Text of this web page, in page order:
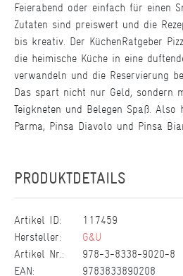
Feierabend oder einfach für einen
Zutaten sind preiswert und die
bis kreativ. Der KüchenRatgeber
die heimische Küche in eine
verwandeln und die Reservierung
Das spart nicht nur Geld, sondern
Teigkneten und Belegen Spaß. Also
Parma, Pinsa Diavolo und Pinsa
PRODUKTDETAILS
Artikel ID:
117459
Hersteller:
G&U
Artikel Nr.:
978-3-8338-9020-8
EAN:
9783833890208